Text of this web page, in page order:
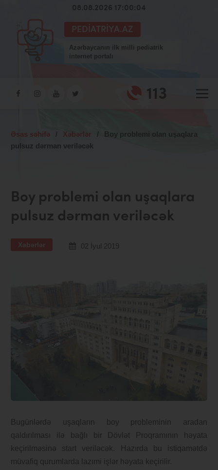
08.08.2026 17:00:04
PEDIATRIYA.AZ
Azərbaycanın ilk milli pediatrik
internet portalı
113
Əsas səhifə / Xəbərlər /
Boy problemi olan uşaqlara
pulsuz dərman veriləcək
Boy problemi olan uşaqlara
pulsuz dərman veriləcək
Xəbərlər 02 İyul 2019
Bugünlərdə uşaqların boy probleminin aradan
qaldırılması ilə bağlı bir Dövlət Proqramının həyata
keçirilməsinə start veriləcək. Hazırda bu istiqamətdə
müvafiq qurumlarda lazımi işlər həyata keçirilir.